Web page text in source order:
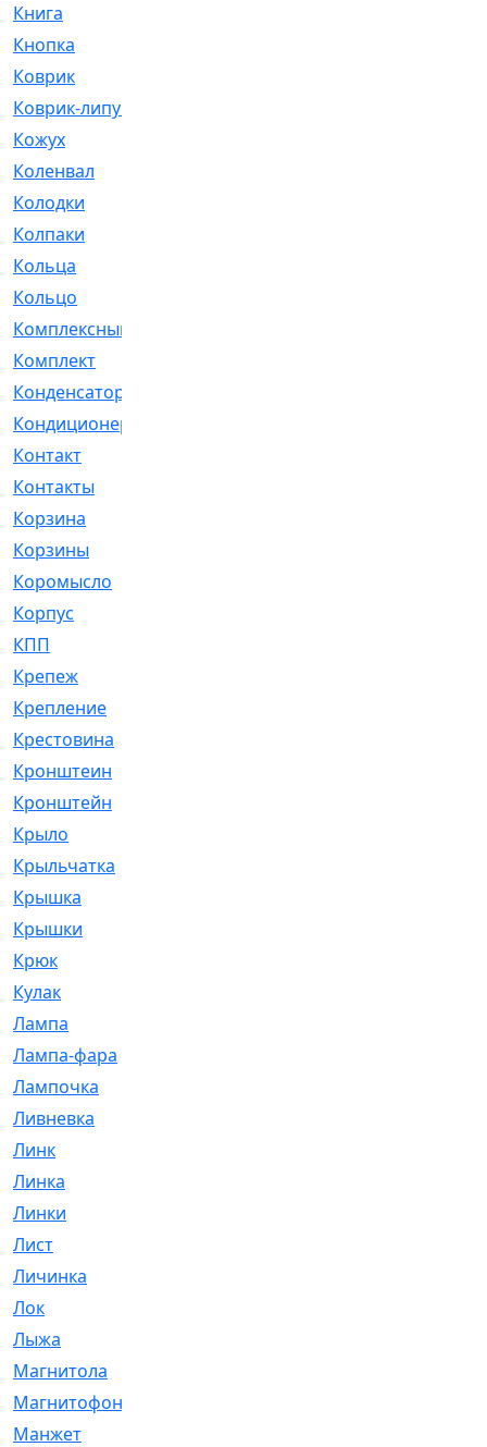
Книга
Кнопка
Коврик
Коврик-липучка
Кожух
Коленвал
Колодки
Колпаки
Кольца
Кольцо
Комплексный
Комплект
Конденсатор
Кондиционер
Контакт
Контакты
Корзина
Корзины
Коромысло
Корпус
КПП
Крепеж
Крепление
Крестовина
Кронштеин
Кронштейн
Крыло
Крыльчатка
Крышка
Крышки
Крюк
Кулак
Лампа
Лампа-фара
Лампочка
Ливневка
Линк
Линка
Линки
Лист
Личинка
Лок
Лыжа
Магнитола
Магнитофон
Манжет